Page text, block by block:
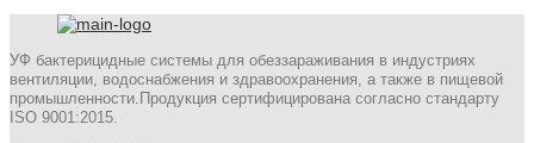
УФ бактерицидные системы для обеззараживания в индустриях
вентиляции, водоснабжения и здравоохранения, а также в пищевой
промышленности.Продукция сертифицирована согласно стандарту
ISO 9001:2015.